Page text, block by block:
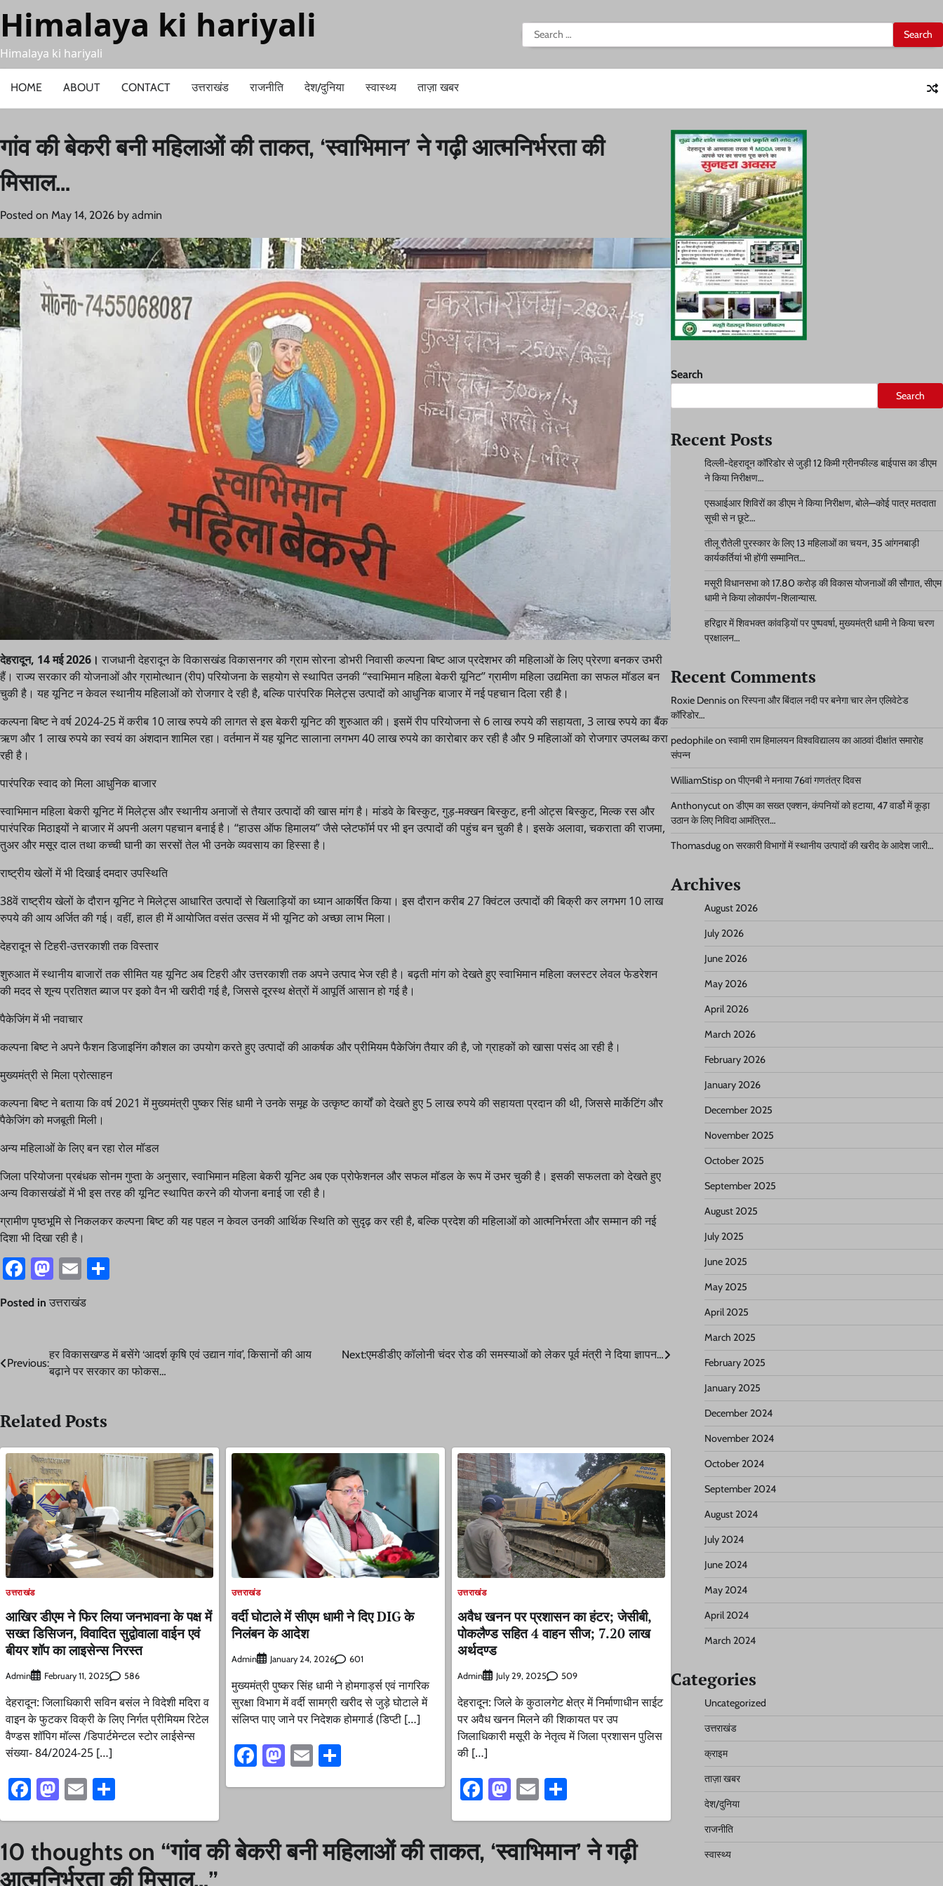
to
content
Himalaya ki hariyali
Himalaya ki hariyali
Search
for:
HOME ABOUT CONTACT उत्तराखंड राजनीति देश/दुनिया स्वास्थ्य ताज़ा खबर
गांव की बेकरी बनी महिलाओं की ताकत, ‘स्वाभिमान’ ने गढ़ी आत्मनिर्भरता की
मिसाल…
Posted on May 14, 2026 by admin
देहरादून, 14 मई 2026। राजधानी देहरादून के विकासखंड विकासनगर की ग्राम सोरना डोभरी निवासी कल्पना बिष्ट आज प्रदेशभर की महिलाओं के लिए प्रेरणा बनकर उभरी
हैं। राज्य सरकार की योजनाओं और ग्रामोत्थान (रीप) परियोजना के सहयोग से स्थापित उनकी “स्वाभिमान महिला बेकरी यूनिट” ग्रामीण महिला उद्यमिता का सफल मॉडल बन
चुकी है। यह यूनिट न केवल स्थानीय महिलाओं को रोजगार दे रही है, बल्कि पारंपरिक मिलेट्स उत्पादों को आधुनिक बाजार में नई पहचान दिला रही है।
कल्पना बिष्ट ने वर्ष 2024-25 में करीब 10 लाख रुपये की लागत से इस बेकरी यूनिट की शुरुआत की। इसमें रीप परियोजना से 6 लाख रुपये की सहायता, 3 लाख रुपये का बैंक
ऋण और 1 लाख रुपये का स्वयं का अंशदान शामिल रहा। वर्तमान में यह यूनिट सालाना लगभग 40 लाख रुपये का कारोबार कर रही है और 9 महिलाओं को रोजगार उपलब्ध करा
रही है।
पारंपरिक स्वाद को मिला आधुनिक बाजार
स्वाभिमान महिला बेकरी यूनिट में मिलेट्स और स्थानीय अनाजों से तैयार उत्पादों की खास मांग है। मांडवे के बिस्कुट, गुड़-मक्खन बिस्कुट, हनी ओट्स बिस्कुट, मिल्क रस और
पारंपरिक मिठाइयों ने बाजार में अपनी अलग पहचान बनाई है। “हाउस ऑफ हिमालय” जैसे प्लेटफॉर्म पर भी इन उत्पादों की पहुंच बन चुकी है। इसके अलावा, चकराता की राजमा,
तुअर और मसूर दाल तथा कच्ची घानी का सरसों तेल भी उनके व्यवसाय का हिस्सा है।
राष्ट्रीय खेलों में भी दिखाई दमदार उपस्थिति
38वें राष्ट्रीय खेलों के दौरान यूनिट ने मिलेट्स आधारित उत्पादों से खिलाड़ियों का ध्यान आकर्षित किया। इस दौरान करीब 27 क्विंटल उत्पादों की बिक्री कर लगभग 10 लाख
रुपये की आय अर्जित की गई। वहीं, हाल ही में आयोजित वसंत उत्सव में भी यूनिट को अच्छा लाभ मिला।
देहरादून से टिहरी-उत्तरकाशी तक विस्तार
शुरुआत में स्थानीय बाजारों तक सीमित यह यूनिट अब टिहरी और उत्तरकाशी तक अपने उत्पाद भेज रही है। बढ़ती मांग को देखते हुए स्वाभिमान महिला क्लस्टर लेवल फेडरेशन
की मदद से शून्य प्रतिशत ब्याज पर इको वैन भी खरीदी गई है, जिससे दूरस्थ क्षेत्रों में आपूर्ति आसान हो गई है।
पैकेजिंग में भी नवाचार
कल्पना बिष्ट ने अपने फैशन डिजाइनिंग कौशल का उपयोग करते हुए उत्पादों की आकर्षक और प्रीमियम पैकेजिंग तैयार की है, जो ग्राहकों को खासा पसंद आ रही है।
मुख्यमंत्री से मिला प्रोत्साहन
कल्पना बिष्ट ने बताया कि वर्ष 2021 में मुख्यमंत्री पुष्कर सिंह धामी ने उनके समूह के उत्कृष्ट कार्यों को देखते हुए 5 लाख रुपये की सहायता प्रदान की थी, जिससे मार्केटिंग और
पैकेजिंग को मजबूती मिली।
अन्य महिलाओं के लिए बन रहा रोल मॉडल
जिला परियोजना प्रबंधक सोनम गुप्ता के अनुसार, स्वाभिमान महिला बेकरी यूनिट अब एक प्रोफेशनल और सफल मॉडल के रूप में उभर चुकी है। इसकी सफलता को देखते हुए
अन्य विकासखंडों में भी इस तरह की यूनिट स्थापित करने की योजना बनाई जा रही है।
ग्रामीण पृष्ठभूमि से निकलकर कल्पना बिष्ट की यह पहल न केवल उनकी आर्थिक स्थिति को सुदृढ़ कर रही है, बल्कि प्रदेश की महिलाओं को आत्मनिर्भरता और सम्मान की नई
दिशा भी दिखा रही है।
Facebook
Mastodon
Email
Posted in उत्तराखंड
Post
navigation
Previous:
हर विकासखण्ड में बसेंगे ‘आदर्श कृषि एवं उद्यान गांव’, किसानों की आय
बढ़ाने पर सरकार का फोकस…
Next:एमडीडीए कॉलोनी चंदर रोड की समस्याओं को लेकर पूर्व मंत्री ने दिया ज्ञापन…
Related Posts
उत्तराखंड
आखिर डीएम ने फिर लिया जनभावना के पक्ष में
सख्त डिसिजन, विवादित सुद्वोवाला वाईन एवं
बीयर शॉप का लाइसेन्स निरस्त
Admin February 11, 2025 586
देहरादून: जिलाधिकारी सविन बसंल ने विदेशी मदिरा व
वाइन के फुटकर विक्री के लिए निर्गत प्रीमियम रिटेल
वैण्डस शॉपिग मॉल्स /डिपार्टमेन्टल स्टोर लाईसेन्स
संख्या- 84/2024-25 […]
Facebook
Mastodon
Email
उत्तराखंड
वर्दी घोटाले में सीएम धामी ने दिए DIG के
निलंबन के आदेश
Admin January 24, 2026 601
मुख्यमंत्री पुष्कर सिंह धामी ने होमगार्ड्स एवं नागरिक
सुरक्षा विभाग में वर्दी सामग्री खरीद से जुड़े घोटाले में
संलिप्त पाए जाने पर निदेशक होमगार्ड (डिप्टी […]
Facebook
Mastodon
EmailShare
उत्तराखंड
अवैध खनन पर प्रशासन का हंटर; जेसीबी,
पोकलैण्ड सहित 4 वाहन सीज; 7.20 लाख
अर्थदण्ड
Admin July 29, 2025 509
देहरादून: जिले के कुठालगेट क्षेत्र में निर्माणाधीन साईट
पर अवैध खनन मिलने की शिकायत पर उप
जिलाधिकारी मसूरी के नेतृत्व में जिला प्रशासन पुलिस
की […]
Facebook
Mastodon
EmailShare
10 thoughts on “गांव की बेकरी बनी महिलाओं की ताकत, ‘स्वाभिमान’ ने गढ़ी
आत्मनिर्भरता की मिसाल…”
Search
Search
Recent Posts
दिल्ली-देहरादून कॉरिडोर से जुड़ी 12 किमी ग्रीनफील्ड बाईपास का डीएम
ने किया निरीक्षण…
एसआईआर शिविरों का डीएम ने किया निरीक्षण, बोले—कोई पात्र मतदाता
सूची से न छूटे…
तीलू रौतेली पुरस्कार के लिए 13 महिलाओं का चयन, 35 आंगनबाड़ी
कार्यकर्तियां भी होंगी सम्मानित…
मसूरी विधानसभा को 17.80 करोड़ की विकास योजनाओं की सौगात, सीएम
धामी ने किया लोकार्पण-शिलान्यास.
हरिद्वार में शिवभक्त कांवड़ियों पर पुष्पवर्षा, मुख्यमंत्री धामी ने किया चरण
प्रक्षालन…
Recent Comments
Roxie Dennisonरिस्पना और बिंदाल नदी पर बनेगा चार लेन एलिवेटेड
कॉरिडोर…
pedophileonस्वामी राम हिमालयन विश्वविद्यालय का आठवां दीक्षांत समारोह
संपन्न
WilliamStisponपीएनबी ने मनाया 76वां गणतंत्र दिवस
Anthonycutonडीएम का सख्त एक्शन, कंपनियों को हटाया, 47 वार्डो में कूड़ा
उठान के लिए निविदा आमंत्रित…
Thomasdugonसरकारी विभागों में स्थानीय उत्पादों की खरीद के आदेश जारी…
Archives
August 2026
July 2026
June 2026
May 2026
April 2026
March 2026
February 2026
January 2026
December 2025
November 2025
October 2025
September 2025
August 2025
July 2025
June 2025
May 2025
April 2025
March 2025
February 2025
January 2025
December 2024
November 2024
October 2024
September 2024
August 2024
July 2024
June 2024
May 2024
April 2024
March 2024
Categories
Uncategorized
उत्तराखंड
क्राइम
ताज़ा खबर
देश/दुनिया
राजनीति
स्वास्थ्य